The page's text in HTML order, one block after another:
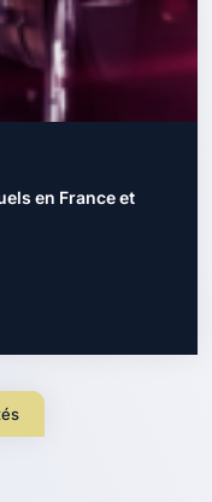
en France et